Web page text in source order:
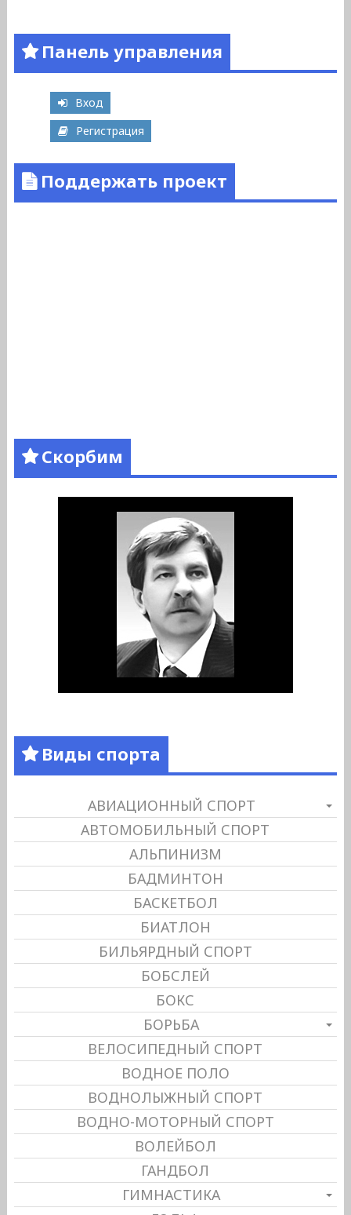
Панель управления
Вход
Регистрация
Поддержать проект
Скорбим
Виды спорта
АВИАЦИОННЫЙ СПОРТ
АВТОМОБИЛЬНЫЙ СПОРТ
АЛЬПИНИЗМ
БАДМИНТОН
БАСКЕТБОЛ
БИАТЛОН
БИЛЬЯРДНЫЙ СПОРТ
БОБСЛЕЙ
БОКС
БОРЬБА
ВЕЛОСИПЕДНЫЙ СПОРТ
ВОДНОЕ ПОЛО
ВОДНОЛЫЖНЫЙ СПОРТ
ВОДНО-МОТОРНЫЙ СПОРТ
ВОЛЕЙБОЛ
ГАНДБОЛ
ГИМНАСТИКА